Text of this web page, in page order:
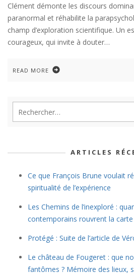
Clément démonte les discours
paranormal et réhabilite la
champ d’exploration scientifique. Un
courageux, qui invite à douter…
READ MORE
ARTICLES
Ce que François Brune voulait
spiritualité de l’expérience
Les Chemins de l’inexploré :
contemporains rouvrent la carte
Protégé : Suite de l’article de
Le château de Fougeret : que
fantômes ? Mémoire des lieux,